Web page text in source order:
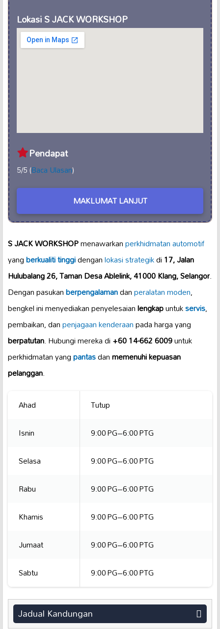
Lokasi S JACK WORKSHOP
Pendapat
5/5 (Baca Ulasan)
MAKLUMAT LANJUT
S JACK WORKSHOPmenawarkanperkhidmatan automotif
yangberkualiti tinggidenganlokasi strategikdi17, Jalan
Hulubalang 26, Taman Desa Ablelink, 41000 Klang, Selangor.
Dengan pasukanberpengalamandanperalatan moden,
bengkel ini menyediakan penyelesaianlengkapuntukservis,
pembaikan, danpenjagaan kenderaanpada harga yang
berpatutan. Hubungi mereka di+60 14-662 6009untuk
perkhidmatan yangpantasdanmemenuhi kepuasan
pelanggan.
Ahad
Tutup
Isnin
9:00 PG–6:00 PTG
Selasa
9:00 PG–6:00 PTG
Rabu
9:00 PG–6:00 PTG
Khamis
9:00 PG–6:00 PTG
Jumaat
9:00 PG–6:00 PTG
Sabtu
9:00 PG–6:00 PTG
Jadual Kandungan